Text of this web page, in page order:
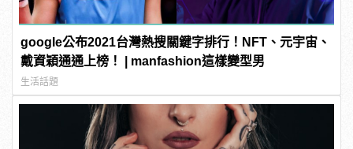
google公布2021台灣熱搜關鍵字排行！NFT、元宇宙、
戴資穎通通上榜！ | manfashion這樣變型男
生活話題